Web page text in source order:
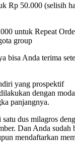
Rp 50.000 (selisih
untuk Repeat
group
bisa Anda terima
yang prospektif
dengan
panjangnya.
dus milagros
Dan Anda sudah
mendaftarkan